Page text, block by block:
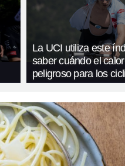
La UCI utiliza este
saber cuándo el
peligroso para los